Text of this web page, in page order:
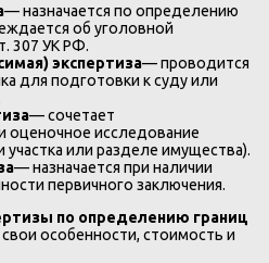
— назначается по определению
об уголовной
307 УК РФ.
экспертиза— проводится
для подготовки к суду или
— сочетает
оценочное исследование
участка или разделе имущества).
— назначается при наличии
первичного заключения.
по определению границ
особенности, стоимость и